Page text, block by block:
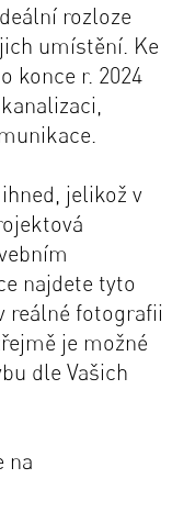
rozloze
umístění. Ke
konce r. 2024
jelikož v
najdete tyto
reálné fotografii
je možné
dle Vašich
na